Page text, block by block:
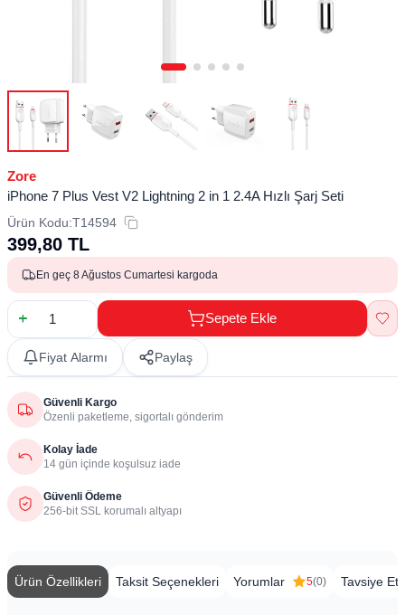
Zore
iPhone 7 Plus Vest V2 Lightning 2 in 1 2.4A Hızlı Şarj Seti
Ürün Kodu:T14594
399,80 TL
En geç 8 Ağustos Cumartesi kargoda
Sepete Ekle
Fiyat Alarmı Paylaş
Güvenli Kargo
Özenli paketleme, sigortalı gönderim
Kolay İade
14 gün içinde koşulsuz iade
Güvenli Ödeme
256-bit SSL korumalı altyapı
Ürün Özellikleri Taksit Seçenekleri Yorumlar 5(0) Tavsiye Et